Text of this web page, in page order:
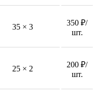
35 × 3
350 ₽/
шт.
25 × 2
200 ₽/
шт.